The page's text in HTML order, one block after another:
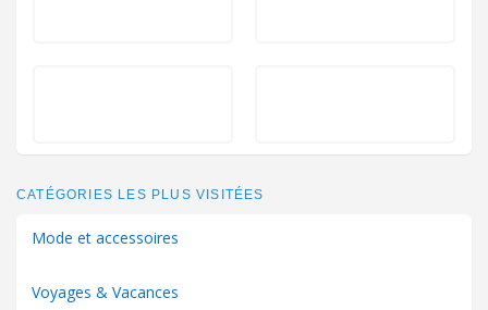
CATÉGORIES LES PLUS VISITÉES
Mode et accessoires
Voyages & Vacances